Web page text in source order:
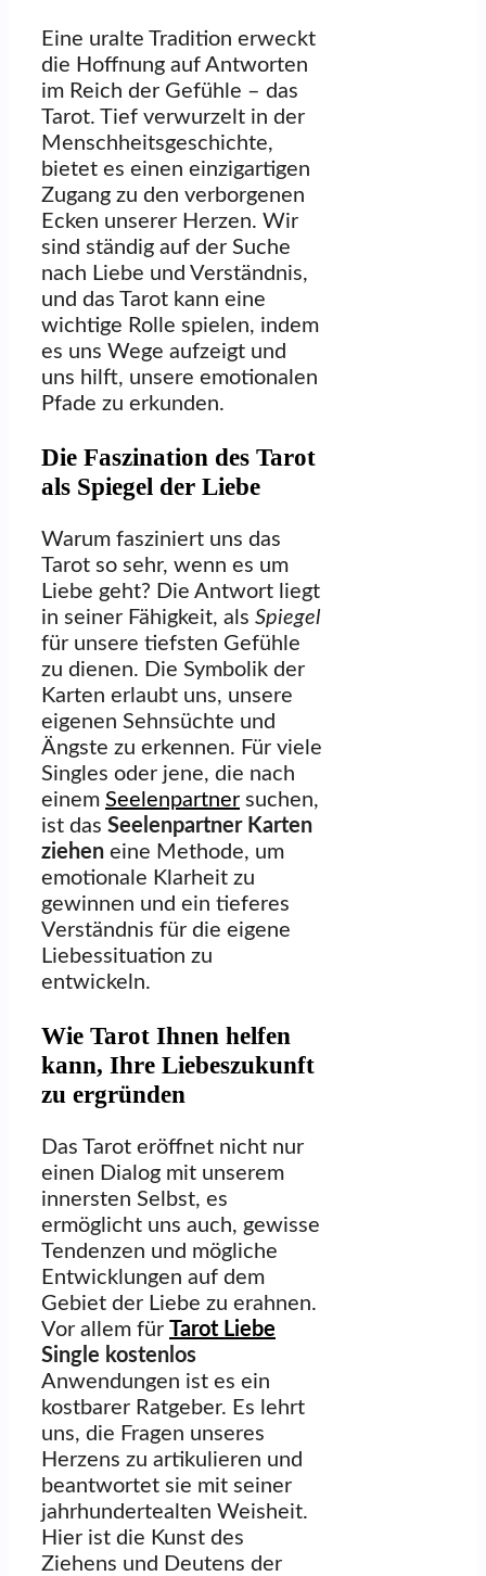
Eine uralte Tradition erweckt
die Hoffnung auf Antworten
im Reich der Gefühle – das
Tarot. Tief verwurzelt in der
Menschheitsgeschichte,
bietet es einen einzigartigen
Zugang zu den verborgenen
Ecken unserer Herzen. Wir
sind ständig auf der Suche
nach Liebe und Verständnis,
und das Tarot kann eine
wichtige Rolle spielen, indem
es uns Wege aufzeigt und
uns hilft, unsere emotionalen
Pfade zu erkunden.
Die Faszination des Tarot
als Spiegel der Liebe
Warum fasziniert uns das
Tarot so sehr, wenn es um
Liebe geht? Die Antwort liegt
in seiner Fähigkeit, als Spiegel
für unsere tiefsten Gefühle
zu dienen. Die Symbolik der
Karten erlaubt uns, unsere
eigenen Sehnsüchte und
Ängste zu erkennen. Für viele
Singles oder jene, die nach
einem Seelenpartner suchen,
ist das Seelenpartner Karten
ziehen eine Methode, um
emotionale Klarheit zu
gewinnen und ein tieferes
Verständnis für die eigene
Liebessituation zu
entwickeln.
Wie Tarot Ihnen helfen
kann, Ihre Liebeszukunft
zu ergründen
Das Tarot eröffnet nicht nur
einen Dialog mit unserem
innersten Selbst, es
ermöglicht uns auch, gewisse
Tendenzen und mögliche
Entwicklungen auf dem
Gebiet der Liebe zu erahnen.
Vor allem für Tarot Liebe
Single kostenlos
Anwendungen ist es ein
kostbarer Ratgeber. Es lehrt
uns, die Fragen unseres
Herzens zu artikulieren und
beantwortet sie mit seiner
jahrhundertealten Weisheit.
Hier ist die Kunst des
Ziehens und Deutens der